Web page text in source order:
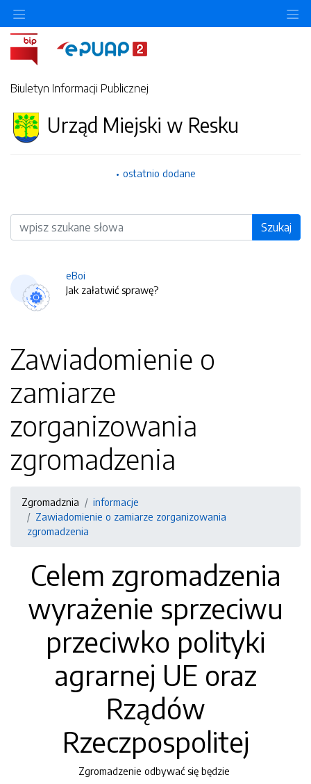
Biuletyn Informacji Publicznej
Urząd Miejski w Resku
ostatnio dodane
Wyszukiwarka Szukaj
eBoi
Jak załatwić sprawę?
Zawiadomienie o
zamiarze
zorganizowania
zgromadzenia
Zgromadznia
informacje
Zawiadomienie o zamiarze zorganizowania
zgromadzenia
Celem zgromadzenia
wyrażenie sprzeciwu
przeciwko polityki
agrarnej UE oraz
Rządów
Rzeczpospolitej
Zgromadzenie odbywać się będzie